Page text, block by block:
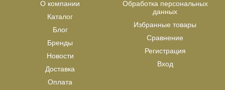
О компании
Каталог
Блог
Бренды
Новости
Доставка
Оплата
Обработка персональных
данных
Избранные товары
Сравнение
Регистрация
Вход